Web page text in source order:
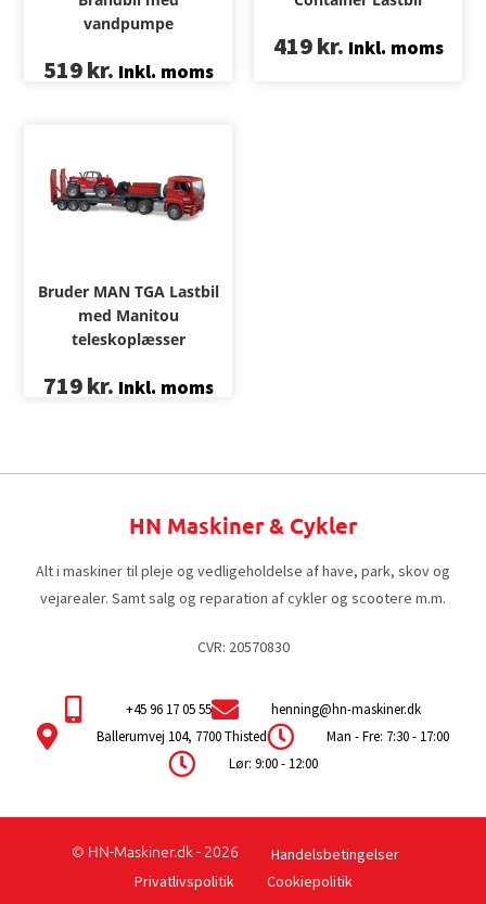
vandpumpe
519kr. Inkl. moms
419kr. Inkl. moms
Bruder MAN TGA Lastbil
med Manitou
teleskoplæsser
719kr. Inkl. moms
HN Maskiner & Cykler
Alt i maskiner til pleje og vedligeholdelse af have, park, skov og
vejarealer. Samt salg og reparation af cykler og scootere m.m.
CVR: 20570830
+45 96 17 05 55
henning@hn-maskiner.dk
Ballerumvej 104, 7700 Thisted
Man - Fre: 7:30 - 17:00
Lør: 9:00 - 12:00
© HN-Maskiner.dk - 2026
Handelsbetingelser
Privatlivspolitik
Cookiepolitik